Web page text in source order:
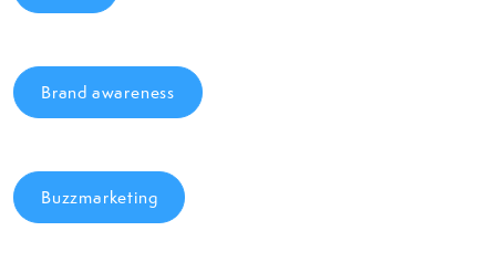
Brand awareness
Buzzmarketing